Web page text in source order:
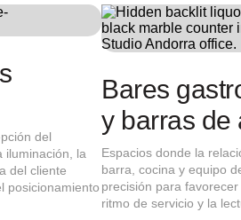
reforzar
crear una
a fin.
Restaurantes
urbanos
Locales situados en zonas de
constante que necesitan una
eficiente, una identidad clara
operativa preparada para un